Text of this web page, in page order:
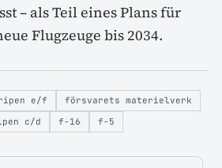
– als Teil eines Plans für
Flugzeuge bis 2034.
e/f
försvarets materielverk
c/d f-16 f-5